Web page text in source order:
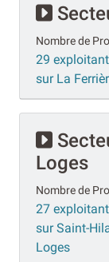
Nombre de Pro
29
sur La
Loges
Nombre de Pro
27
sur Saint-
Loges